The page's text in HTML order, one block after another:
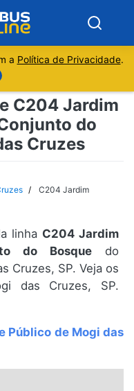
a Política de Privacidade.
C204 Jardim
do
Cruzes
C204 Jardim
linha C204 Jardim
do Bosque do
Cruzes, SP. Veja os
das Cruzes, SP.
Público de Mogi das